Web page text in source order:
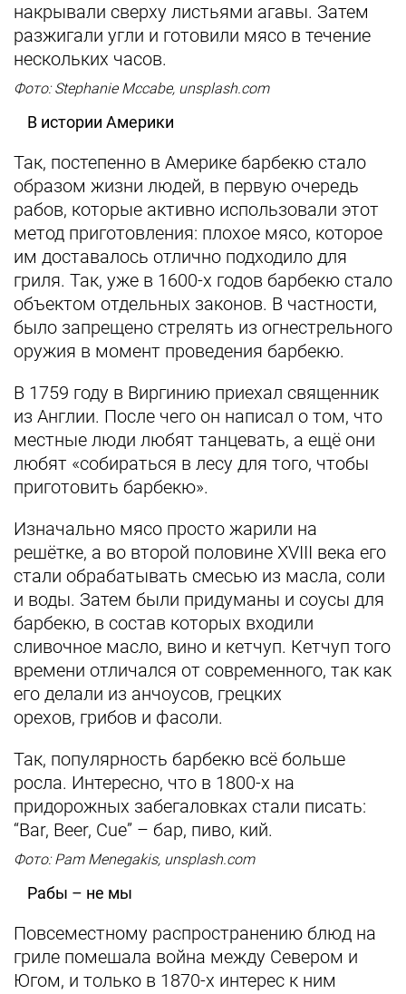
накрывали сверху листьями агавы. Затем
разжигали угли и готовили мясо в течение
нескольких часов.
Фото: Stephanie Mccabe, unsplash.com
В истории Америки
Так, постепенно в Америке барбекю стало
образом жизни людей, в первую очередь
рабов, которые активно использовали этот
метод приготовления: плохое мясо, которое
им доставалось отлично подходило для
гриля. Так, уже в 1600-х годов барбекю стало
объектом отдельных законов. В частности,
было запрещено стрелять из огнестрельного
оружия в момент проведения барбекю.
В 1759 году в Виргинию приехал священник
из Англии. После чего он написал о том, что
местные люди любят танцевать, а ещё они
любят «собираться в лесу для того, чтобы
приготовить барбекю».
Изначально мясо просто жарили на
решётке, а во второй половине XVIII века его
стали обрабатывать смесью из масла, соли
и воды. Затем были придуманы и соусы для
барбекю, в состав которых входили
сливочное масло, вино и кетчуп. Кетчуп того
времени отличался от современного, так как
его делали из анчоусов, грецких
орехов, грибов и фасоли.
Так, популярность барбекю всё больше
росла. Интересно, что в 1800-х на
придорожных забегаловках стали писать:
“Bar, Beer, Cue” – бар, пиво, кий.
Фото: Рam Menegakis, unsplash.com
Рабы – не мы
Повсеместному распространению блюд на
гриле помешала война между Севером и
Югом, и только в 1870-х интерес к ним